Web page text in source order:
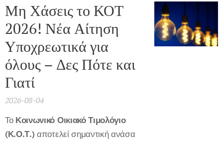
Μη Χάσεις το ΚΟΤ
2026! Νέα Αίτηση
Υποχρεωτικά για
όλους – Δες Πότε και
Γιατί
2026-08-04
Το Κοινωνικό Οικιακό Τιμολόγιο
(Κ.Ο.Τ.) αποτελεί σημαντική ανάσα